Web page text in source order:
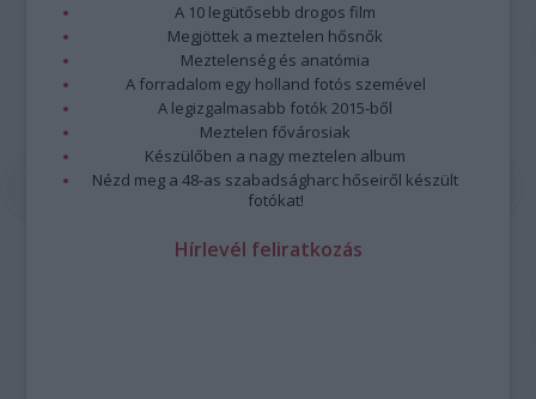
A 10 legütősebb drogos film
Megjöttek a meztelen hősnők
Meztelenség és anatómia
A forradalom egy holland fotós szemével
A legizgalmasabb fotók 2015-ből
Meztelen fővárosiak
Készülőben a nagy meztelen album
Nézd meg a 48-as szabadságharc hőseiről készült
fotókat!
Hírlevél feliratkozás